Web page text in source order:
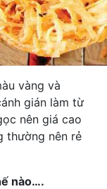
vàng và
gián làm từ
nên giá cao
thường nên rẻ
nào….